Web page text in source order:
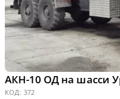
АКН-10 ОД на шасси
КОД: 372